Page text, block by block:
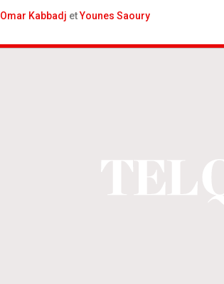
Omar Kabbadj etYounes Saoury